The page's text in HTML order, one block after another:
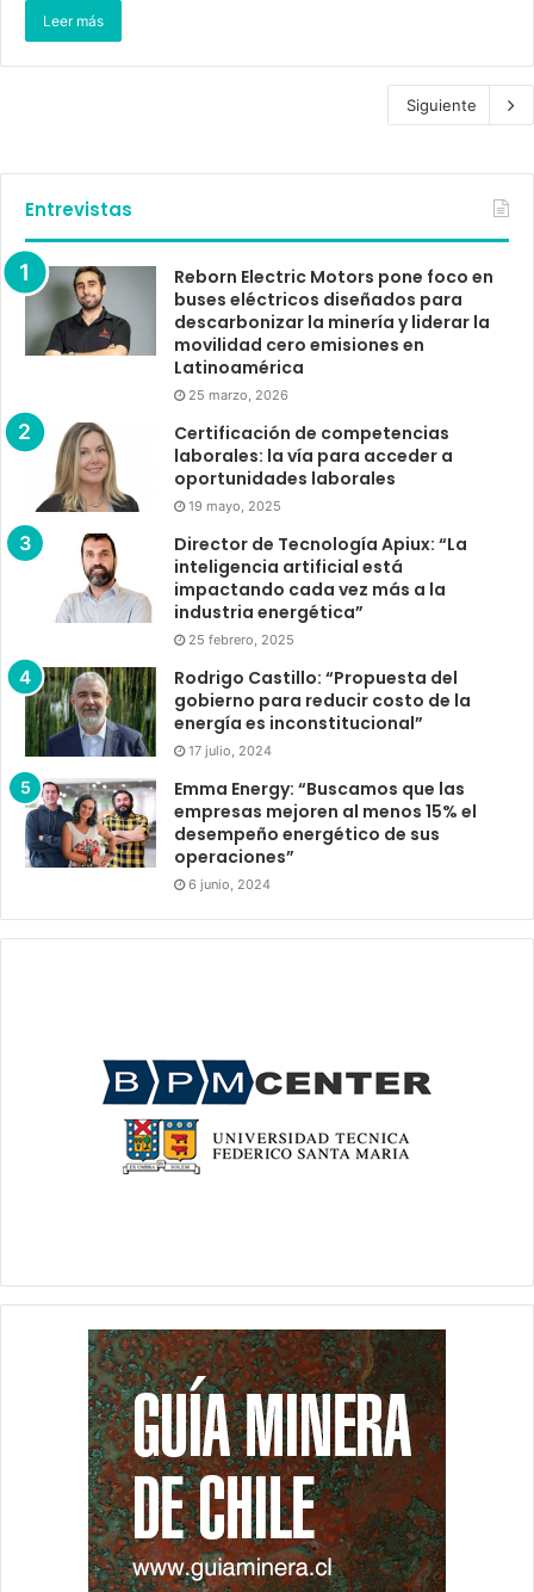
Leer más
Siguiente
Entrevistas
Reborn Electric Motors pone foco en
buses eléctricos diseñados para
descarbonizar la minería y liderar la
movilidad cero emisiones en
Latinoamérica
25 marzo, 2026
Certificación de competencias
laborales: la vía para acceder a
oportunidades laborales
19 mayo, 2025
Director de Tecnología Apiux: “La
inteligencia artificial está
impactando cada vez más a la
industria energética”
25 febrero, 2025
Rodrigo Castillo: “Propuesta del
gobierno para reducir costo de la
energía es inconstitucional”
17 julio, 2024
Emma Energy: “Buscamos que las
empresas mejoren al menos 15% el
desempeño energético de sus
operaciones”
6 junio, 2024